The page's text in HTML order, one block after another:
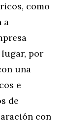
como
a
por
una
e
de
con